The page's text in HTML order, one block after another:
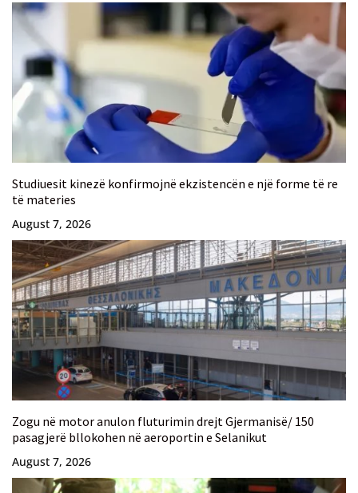
Studiuesit kinezë konfirmojnë ekzistencën e një forme të re
të materies
August 7, 2026
Zogu në motor anulon fluturimin drejt Gjermanisë/ 150
pasagjerë bllokohen në aeroportin e Selanikut
August 7, 2026